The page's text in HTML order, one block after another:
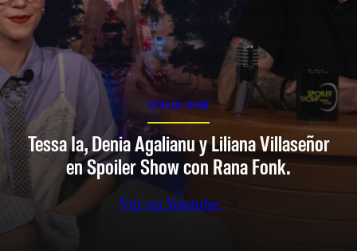
SPOILER SHOW
Tessa Ia, Denia Agalianu y Liliana Villaseñor
en Spoiler Show con Rana Fonk.
Ver en Youtube